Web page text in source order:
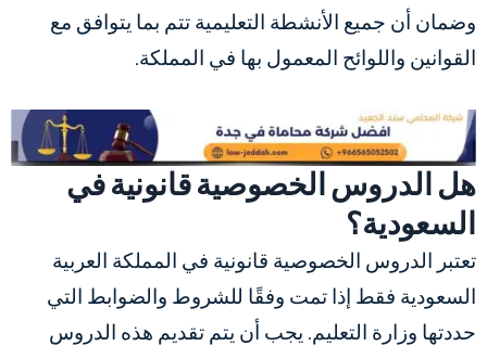
وضمان أن جميع الأنشطة التعليمية تتم بما يتوافق مع
القوانين واللوائح المعمول بها في المملكة.
هل الدروس الخصوصية قانونية في
السعودية؟
تعتبر الدروس الخصوصية قانونية في المملكة العربية
السعودية فقط إذا تمت وفقًا للشروط والضوابط التي
حددتها وزارة التعليم. يجب أن يتم تقديم هذه الدروس